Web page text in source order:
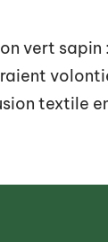
vert sapin
textile